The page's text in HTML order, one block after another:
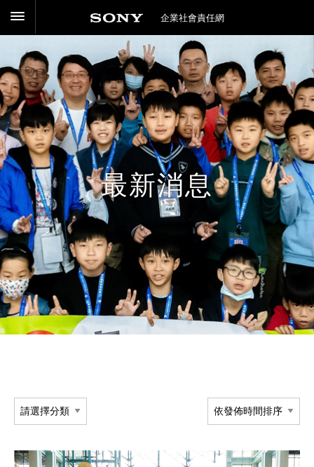
企業社會責任網
最新消息
閱讀詳細內容